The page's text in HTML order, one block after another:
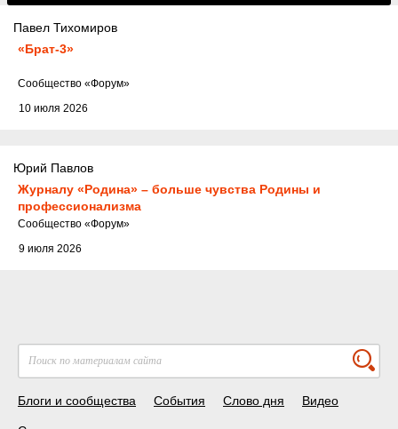
Павел Тихомиров
«Брат-3»
10 июля 2026
Cообщество «Форум»
Юрий Павлов
Журналу «Родина» – больше чувства Родины и
профессионализма
9 июля 2026
Cообщество «Форум»
Блоги и сообщества События Слово дня Видео